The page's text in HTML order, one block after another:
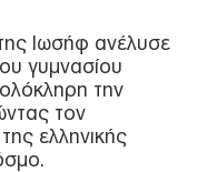
Ιωσήφ ανέλυσε
γυμνασίου
την
τον
ελληνικής